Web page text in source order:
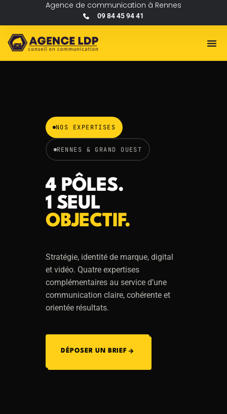
Agence de communication à Rennes
09 84 45 94 41
NOS EXPERTISES
RENNES & GRAND OUEST
4 PÔLES.
1 SEUL
OBJECTIF.
Stratégie, identité de marque, digital
et vidéo. Quatre expertises
complémentaires au service d’une
communication claire, cohérente et
orientée résultats.
DÉPOSER UN BRIEF